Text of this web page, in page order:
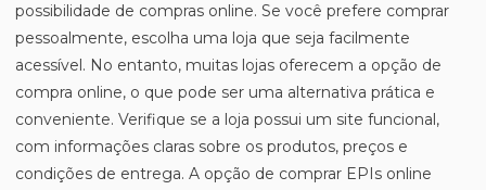
possibilidade de compras online. Se você prefere comprar
pessoalmente, escolha uma loja que seja facilmente
acessível. No entanto, muitas lojas oferecem a opção de
compra online, o que pode ser uma alternativa prática e
conveniente. Verifique se a loja possui um site funcional,
com informações claras sobre os produtos, preços e
condições de entrega. A opção de comprar EPIs online